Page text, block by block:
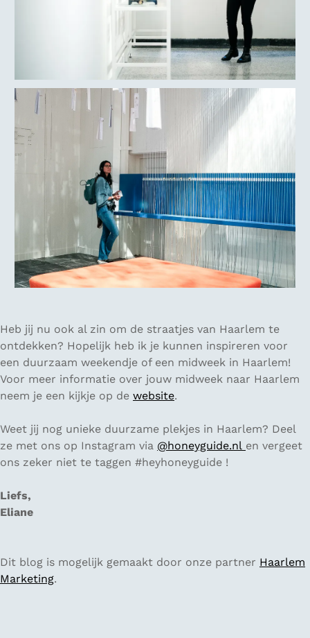
Heb jij nu ook al zin om de straatjes van Haarlem te
ontdekken? Hopelijk heb ik je kunnen inspireren voor
een duurzaam weekendje of een midweek in Haarlem!
Voor meer informatie over jouw midweek naar Haarlem
neem je een kijkje op de website.
Weet jij nog unieke duurzame plekjes in Haarlem? Deel
ze met ons op Instagram via @honeyguide.nl en vergeet
ons zeker niet te taggen #heyhoneyguide !
Liefs,
Eliane
Dit blog is mogelijk gemaakt door onze partner Haarlem
Marketing.